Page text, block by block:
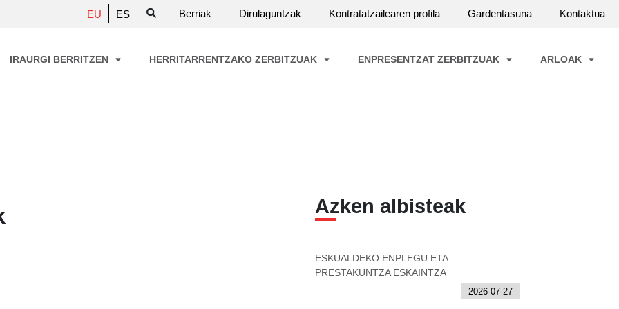
EU ES Berriak Dirulaguntzak Kontratatzailearen profila Gardentasuna Kontaktua
IRAURGI BERRITZEN HERRITARRENTZAKO ZERBITZUAK ENPRESENTZAT ZERBITZUAK ARLOAK
Azken albisteak
ESKUALDEKO ENPLEGU ETA
PRESTAKUNTZA ESKAINTZA
2026-07-27